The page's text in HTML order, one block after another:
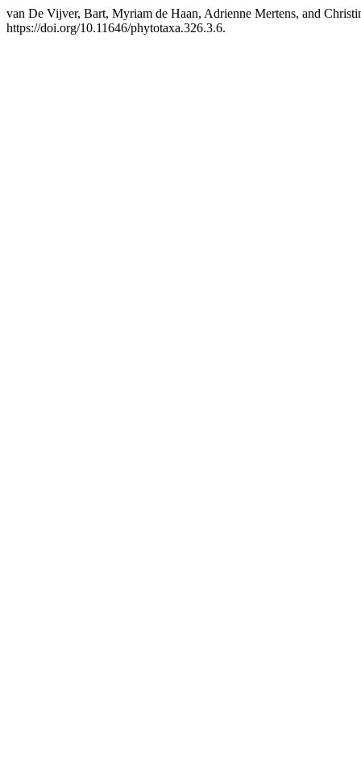
van De Vijver, Bart, Myriam de Haan, Adrienne Mertens, and
https://doi.org/10.11646/phytotaxa.326.3.6.